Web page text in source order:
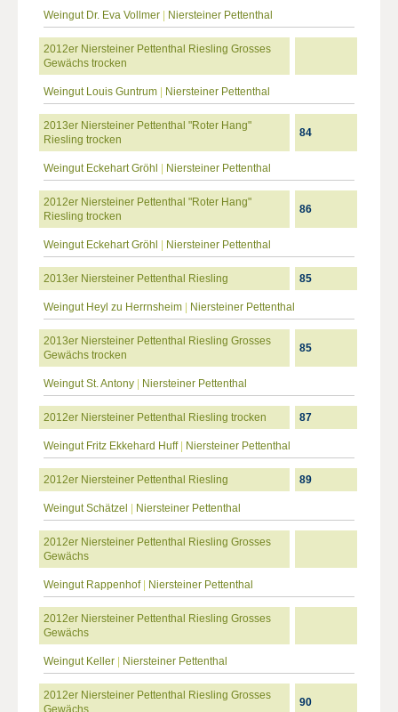
Weingut Dr. Eva Vollmer Niersteiner Pettenthal
2012er Niersteiner Pettenthal Riesling Grosses
Gewächs trocken
Weingut Louis Guntrum Niersteiner Pettenthal
2013er Niersteiner Pettenthal "Roter Hang"
Riesling trocken
84
Weingut Eckehart Gröhl Niersteiner Pettenthal
2012er Niersteiner Pettenthal "Roter Hang"
Riesling trocken
86
Weingut Eckehart Gröhl Niersteiner Pettenthal
2013er Niersteiner Pettenthal Riesling 85
Weingut Heyl zu Herrnsheim Niersteiner Pettenthal
2013er Niersteiner Pettenthal Riesling Grosses
Gewächs trocken
85
Weingut St. Antony Niersteiner Pettenthal
2012er Niersteiner Pettenthal Riesling trocken 87
Weingut Fritz Ekkehard Huff| Niersteiner Pettenthal
2012er Niersteiner Pettenthal Riesling 89
Weingut Schätzel Niersteiner Pettenthal
2012er Niersteiner Pettenthal Riesling Grosses
Gewächs
Weingut Rappenhof| Niersteiner Pettenthal
2012er Niersteiner Pettenthal Riesling Grosses
Gewächs
Weingut Keller Niersteiner Pettenthal
2012er Niersteiner Pettenthal Riesling Grosses
90